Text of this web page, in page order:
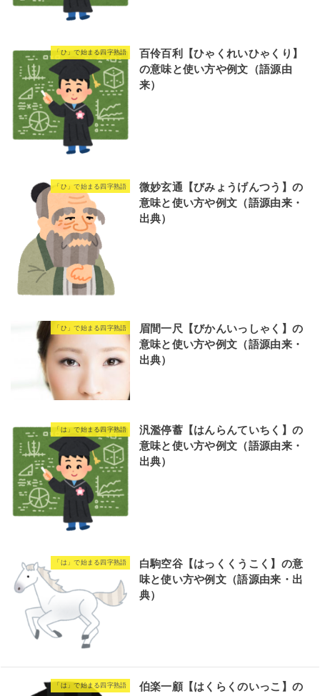
「ひ」で始まる四字熟語
百伶百利【ひゃくれいひゃくり】
の意味と使い方や例文（語源由
来）
「ひ」で始まる四字熟語
微妙玄通【びみょうげんつう】の
意味と使い方や例文（語源由来・
出典）
「ひ」で始まる四字熟語
眉間一尺【びかんいっしゃく】の
意味と使い方や例文（語源由来・
出典）
「は」で始まる四字熟語
汎濫停蓄【はんらんていちく】の
意味と使い方や例文（語源由来・
出典）
「は」で始まる四字熟語
白駒空谷【はっくくうこく】の意
味と使い方や例文（語源由来・出
典）
「は」で始まる四字熟語
伯楽一顧【はくらくのいっこ】の